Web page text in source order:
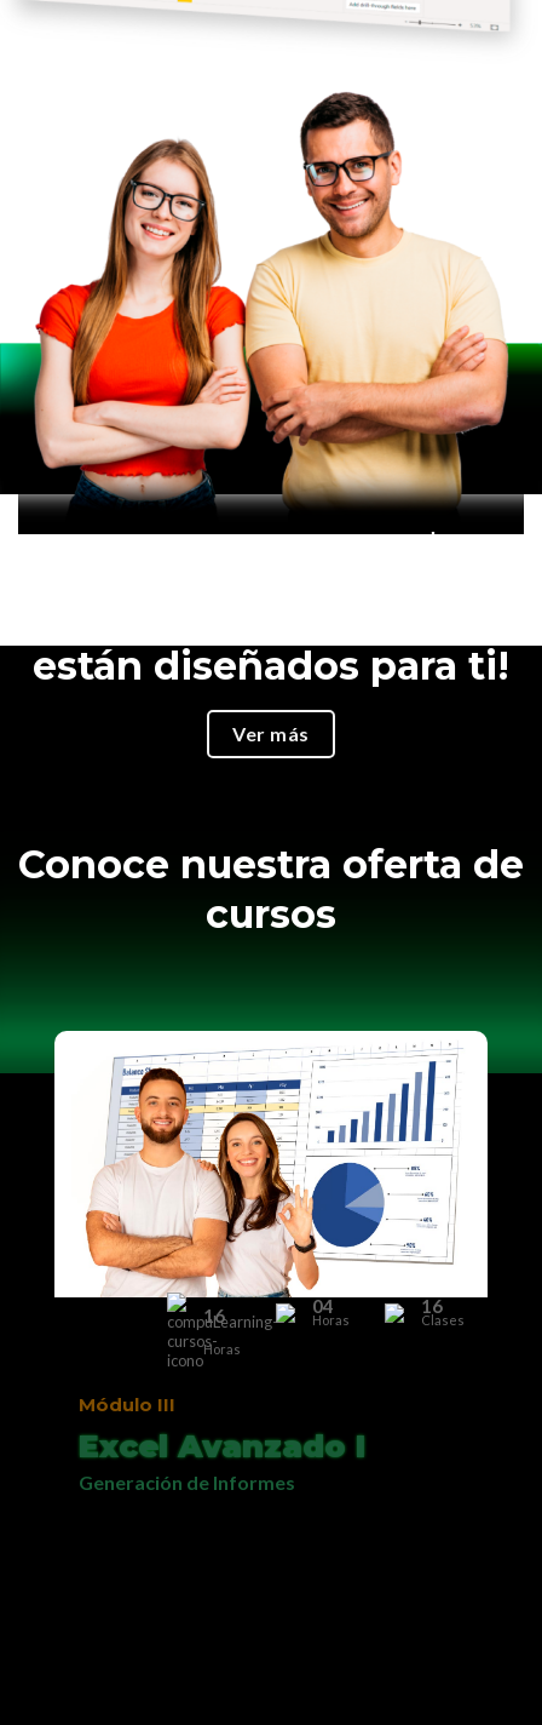
¿No eres programador?
están diseñados para ti!
Ver más
Conoce nuestra oferta de
cursos
16
Horas
04
Horas
16
Clases
Módulo IV
Excel Avanzado II
Power Query, Power Pivot y Power BI